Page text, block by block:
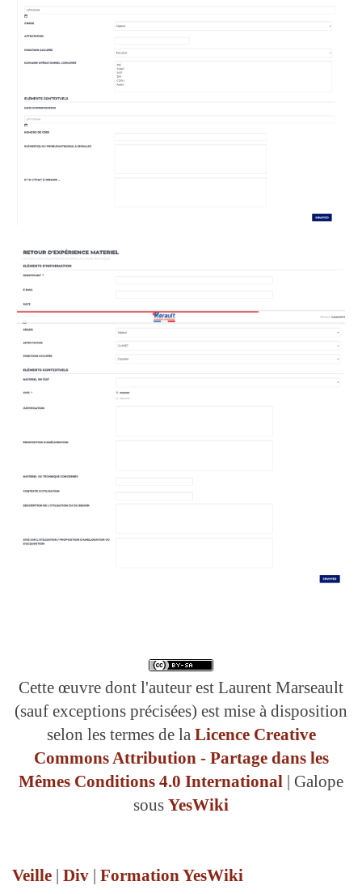
Cette œuvre dont l'auteur est Laurent Marseault
(sauf exceptions précisées) est mise à disposition
selon les termes de la Licence Creative
Commons Attribution - Partage dans les
Mêmes Conditions 4.0 International | Galope
sous YesWiki
Veille | Div | Formation YesWiki